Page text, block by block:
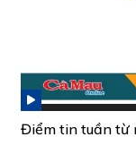
Điểm tin tuần từ